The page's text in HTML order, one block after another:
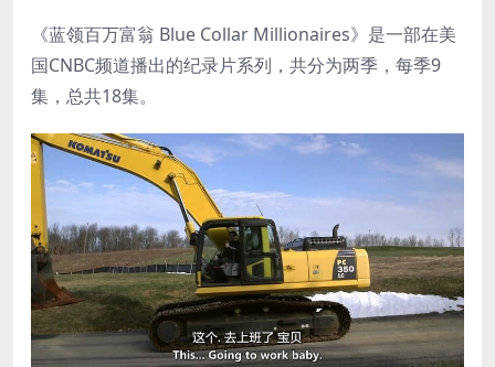
《蓝领百万富翁 Blue Collar Millionaires》是一部在美
国CNBC频道播出的纪录片系列，共分为两季，每季9
集，总共18集。